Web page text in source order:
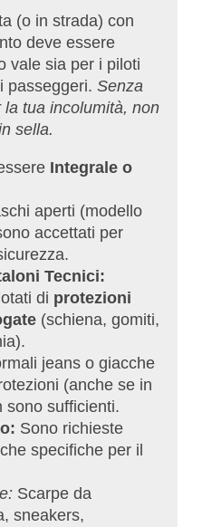
(o in strada) con
deve essere
vale sia per i piloti
passeggeri. Senza
tua incolumità, non
sella.
Integrale o
aperti (modello
accettati per
Tecnici:
di protezioni
(schiena, gomiti,
jeans o giacche
(anche se in
sono sufficienti.
Sono richieste
specifiche per il
Scarpe da
sneakers,